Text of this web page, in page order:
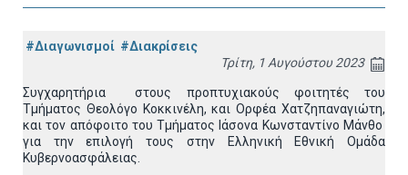
#Διαγωνισμοί #Διακρίσεις
Τρίτη, 1 Αυγούστου 2023
Συγχαρητήρια στους προπτυχιακούς φοιτητές του
Τμήματος Θεολόγο Κοκκινέλη, και Ορφέα Χατζηπαναγιώτη,
και τον απόφοιτο του Τμήματος Ιάσονα Κωνσταντίνο Μάνθο
για την επιλογή τους στην Ελληνική Εθνική Ομάδα
Κυβερνοασφάλειας.